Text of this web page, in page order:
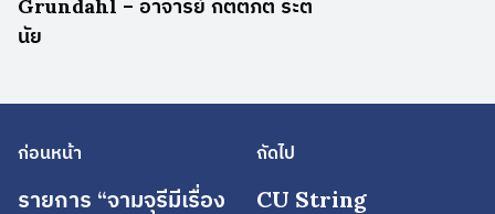
Grundahl – อาจารย์ กิตติภัต ระติ
นัย
ก่อนหน้า
รายการ “จามจุรีมีเรื่อง
ถัดไป
CU String